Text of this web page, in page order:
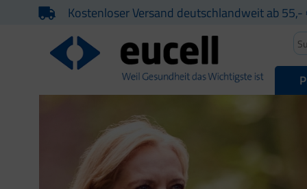
Kostenloser Versand deutschlandweit ab 55,-